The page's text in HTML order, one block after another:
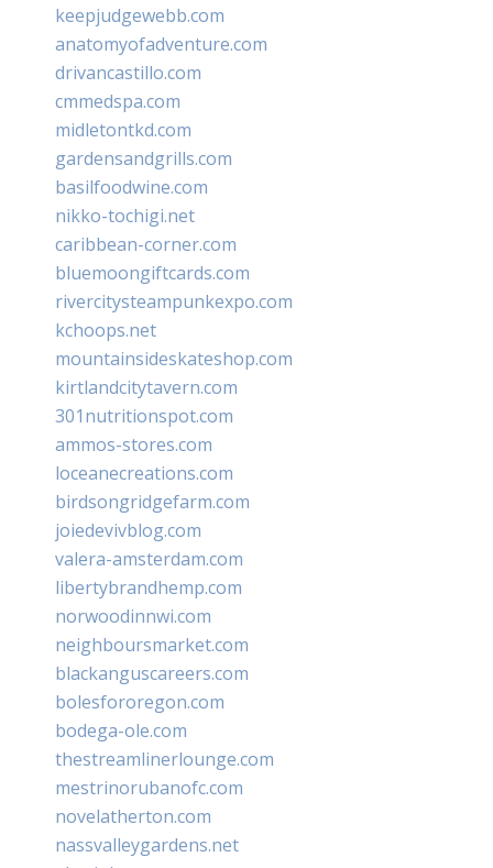
keepjudgewebb.com
anatomyofadventure.com
drivancastillo.com
cmmedspa.com
midletontkd.com
gardensandgrills.com
basilfoodwine.com
nikko-tochigi.net
caribbean-corner.com
bluemoongiftcards.com
rivercitysteampunkexpo.com
kchoops.net
mountainsideskateshop.com
kirtlandcitytavern.com
301nutritionspot.com
ammos-stores.com
loceanecreations.com
birdsongridgefarm.com
joiedevivblog.com
valera-amsterdam.com
libertybrandhemp.com
norwoodinnwi.com
neighboursmarket.com
blackanguscareers.com
bolesfororegon.com
bodega-ole.com
thestreamlinerlounge.com
mestrinorubanofc.com
novelatherton.com
nassvalleygardens.net